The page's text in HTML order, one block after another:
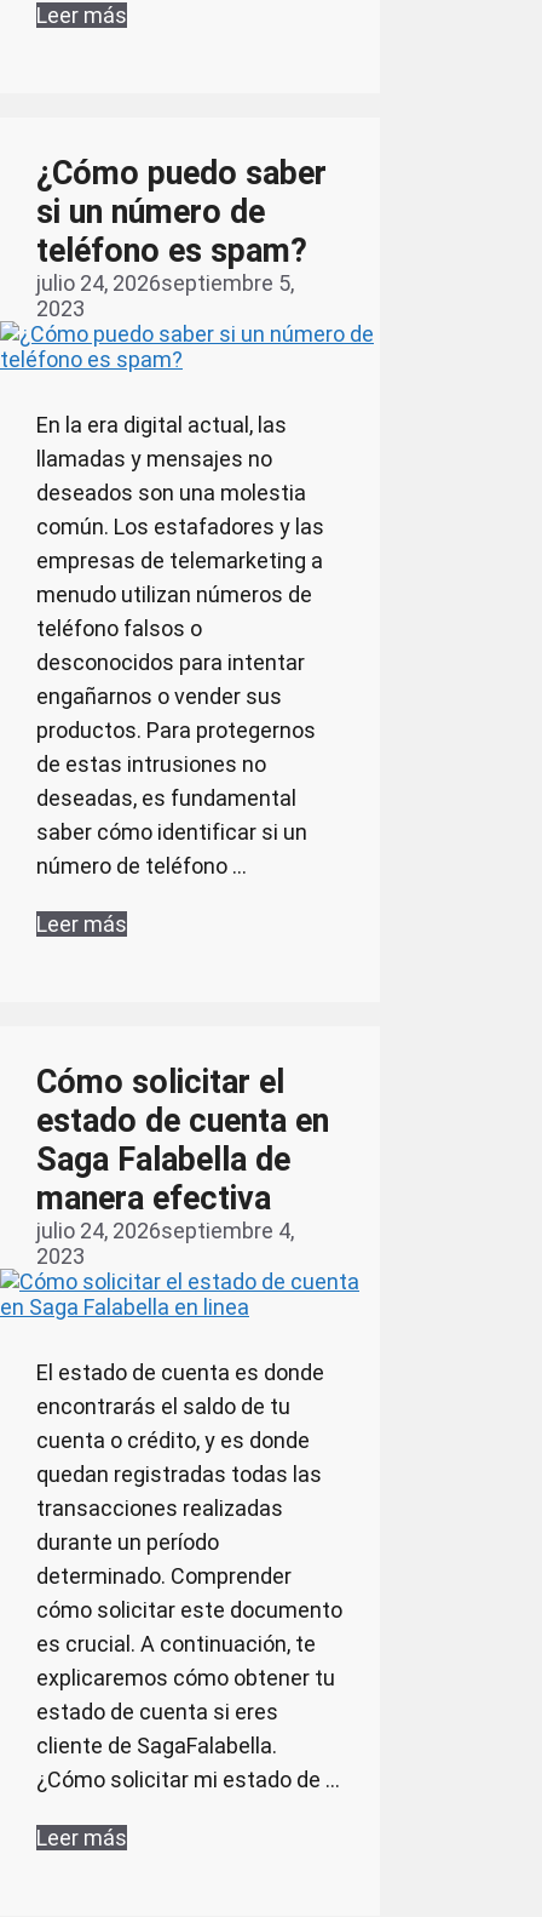
Leer más
¿Cómo puedo saber
si un número de
teléfono es spam?
julio 24, 2026septiembre 5,
2023
En la era digital actual, las
llamadas y mensajes no
deseados son una molestia
común. Los estafadores y las
empresas de telemarketing a
menudo utilizan números de
teléfono falsos o
desconocidos para intentar
engañarnos o vender sus
productos. Para protegernos
de estas intrusiones no
deseadas, es fundamental
saber cómo identificar si un
número de teléfono …
Leer más
Cómo solicitar el
estado de cuenta en
Saga Falabella de
manera efectiva
julio 24, 2026septiembre 4,
2023
El estado de cuenta es donde
encontrarás el saldo de tu
cuenta o crédito, y es donde
quedan registradas todas las
transacciones realizadas
durante un período
determinado. Comprender
cómo solicitar este documento
es crucial. A continuación, te
explicaremos cómo obtener tu
estado de cuenta si eres
cliente de SagaFalabella.
¿Cómo solicitar mi estado de …
Leer más